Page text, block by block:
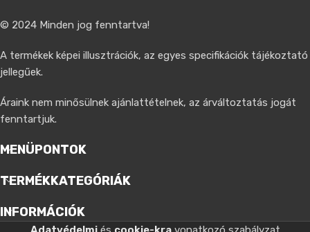
© 2024 Minden jog fenntartva!
A termékek képei illusztrációk, az egyes specifikációk tájékoztató
jellegűek.
Áraink nem minősülnek ajánlattételnek, az árváltoztatás jogát
fenntartjuk.
MENÜPONTOK
TERMÉKKATEGÓRIÁK
INFORMÁCIÓK